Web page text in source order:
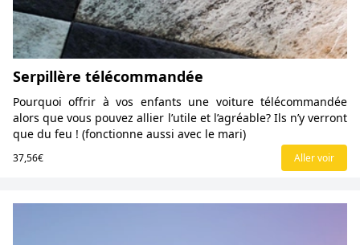
Serpillère télécommandée
Pourquoi offrir à vos enfants une voiture télécommandée
alors que vous pouvez allier l’utile et l’agréable? Ils n’y verront
que du feu ! (fonctionne aussi avec le mari)
37,56€ Aller voir